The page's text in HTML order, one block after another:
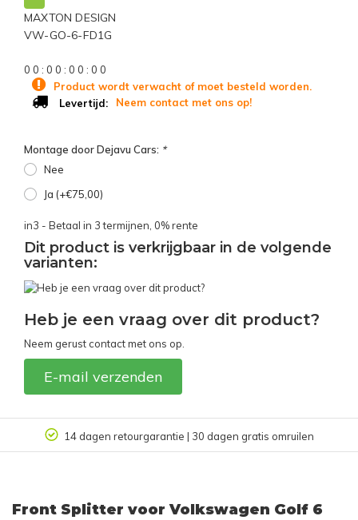
MAXTON DESIGN
VW-GO-6-FD1G
0 0 : 0 0 : 0 0 : 0 0
Product wordt verwacht of moet besteld worden.
Levertijd:
Neem contact met ons op!
Montage door Dejavu Cars: *
Nee
Ja (+€75,00)
in3 - Betaal in 3 termijnen, 0% rente
Dit product is verkrijgbaar in de volgende
varianten:
Heb je een vraag over dit product?
Neem gerust contact met ons op.
E-mail verzenden
retourgarantie | 30 dagen gratis omruilen
Front Splitter voor Volkswagen Golf 6